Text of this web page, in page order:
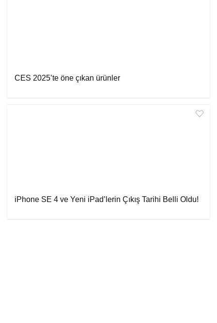
CES 2025’te öne çıkan ürünler
iPhone SE 4 ve Yeni iPad’lerin Çıkış Tarihi Belli Oldu!